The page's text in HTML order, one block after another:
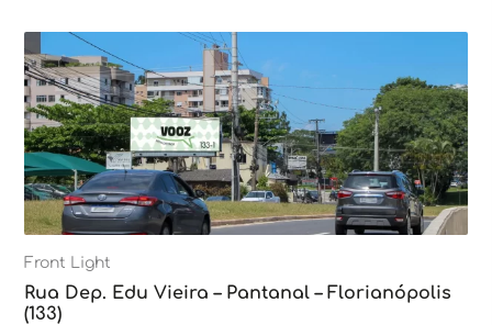
Front Light
Rua Dep. Edu Vieira – Pantanal – Florianópolis
(133)